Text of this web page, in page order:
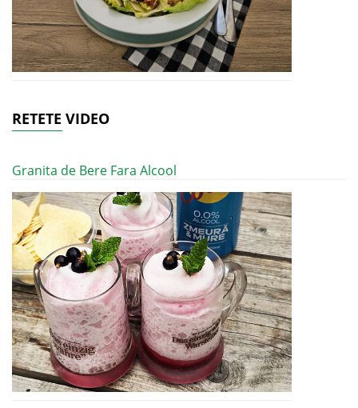
RETETE VIDEO
Granita de Bere Fara Alcool